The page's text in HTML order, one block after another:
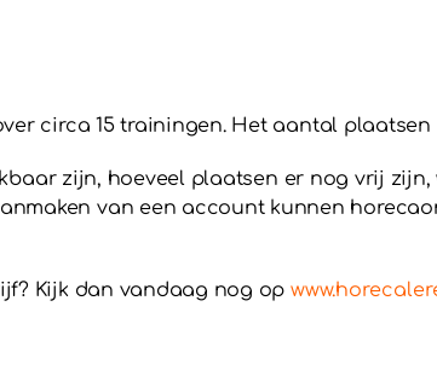
circa 15 trainingen. Het aantal
zijn, hoeveel plaatsen er nog vrij zijn,
van een account kunnen
Kijk dan vandaag nog op